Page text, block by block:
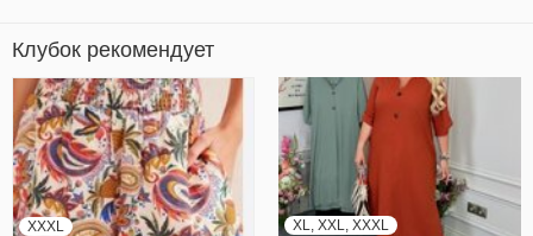
Клубок рекомендует
XXXL XL, XXL, XXXL